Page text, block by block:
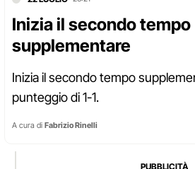
Inizia il secondo tempo
supplementare
Inizia il secondo tempo
punteggio di 1-1.
A cura di Fabrizio Rinelli